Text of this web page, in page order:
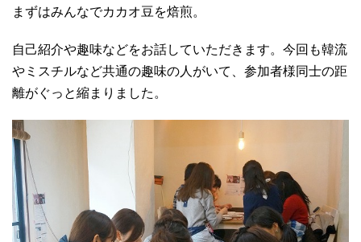
まずはみんなでカカオ豆を焙煎。
自己紹介や趣味などをお話していただきます。今回も韓流
やミスチルなど共通の趣味の人がいて、参加者様同士の距
離がぐっと縮まりました。